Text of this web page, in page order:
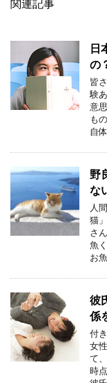
関連記事
日
の
皆
験
意
も
自
野
な
人
猫
さ
魚
お
彼
係
付
女
て
時